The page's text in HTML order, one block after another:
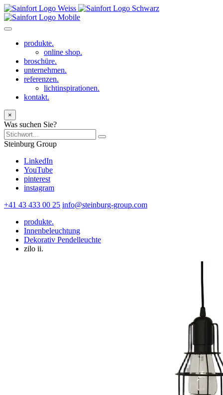
produkte.
online shop.
broschüre.
unternehmen.
referenzen.
lichtinspirationen.
kontakt.
×
Was suchen Sie?
Steinburg Group
LinkedIn
YouTube
pinterest
instagram
+41 43 433 00 25 info@steinburg-group.com
produkte.
Innenbeleuchtung
Dekorativ Pendelleuchte
zilo ii.